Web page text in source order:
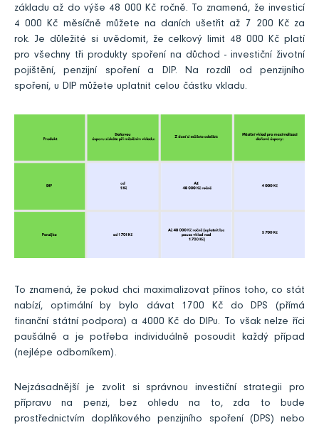
základu až do výše 48 000 Kč ročně. To znamená, že investicí
4 000 Kč měsíčně můžete na daních ušetřit až 7 200 Kč za
rok. Je důležité si uvědomit, že celkový limit 48 000 Kč platí
pro všechny tři produkty spoření na důchod - investiční životní
pojištění, penzijní spoření a DIP. Na rozdíl od penzijního
spoření, u DIP můžete uplatnit celou částku vkladu.
To znamená, že pokud chci maximalizovat přínos toho, co stát
nabízí, optimální by bylo dávat 1700 Kč do DPS (přímá
finanční státní podpora) a 4000 Kč do DIPu. To však nelze říci
paušálně a je potřeba individuálně posoudit každý případ
(nejlépe odborníkem).
Nejzásadnější je zvolit si správnou investiční strategii pro
přípravu na penzi, bez ohledu na to, zda to bude
prostřednictvím doplňkového penzijního spoření (DPS) nebo